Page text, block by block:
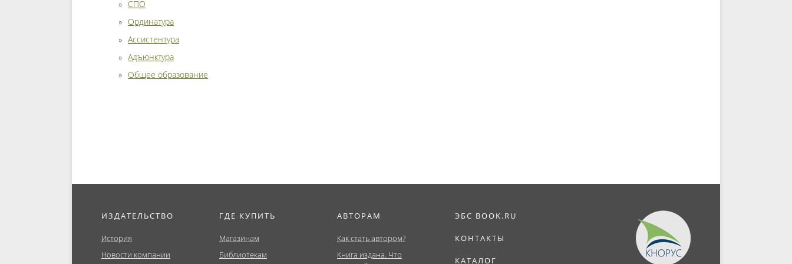
СПО
Ординатура
Ассистентура
Адъюнктура
Общее образование
ИЗДАТЕЛЬСТВО
История
Новости компании
ГДЕ КУПИТЬ
Магазинам
Библиотекам
АВТОРАМ
Как стать автором?
Книга издана. Что
ЭБС BOOK.RU
КОНТАКТЫ
КАТАЛОГ